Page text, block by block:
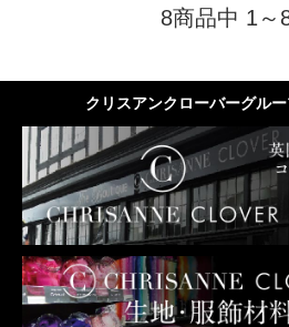
8商品中 1～
クリスアンクローバーグル